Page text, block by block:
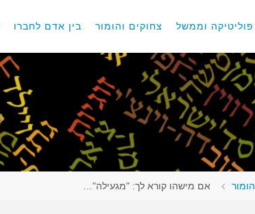
פוליטיקה וממשל צחוקים והומור בין אדם לחברו
אם מישהו קורא לך: "מגעילה"…